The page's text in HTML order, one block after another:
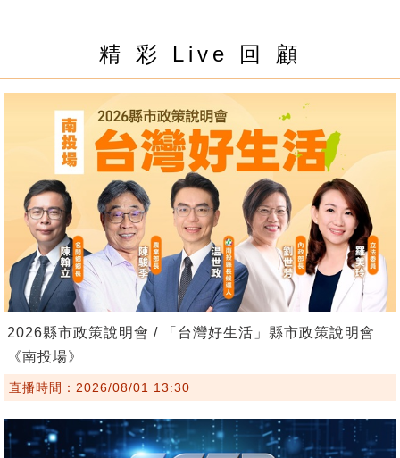
精 彩 Live 回 顧
2026縣市政策說明會 / 「台灣好生活」縣市政策說明會
《南投場》
直播時間：2026/08/01 13:30